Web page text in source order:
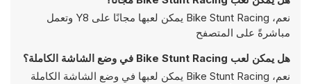
نعم، Bike Stunt Racing يمكن لعبها مجانًا على Y8 وتعمل
مباشرةً على المتصفح
هل يمكن لعب Bike Stunt Racing في وضع الشاشة الكاملة؟
نعم، Bike Stunt Racing يمكن لعبها في وضع الشاشة الكاملة